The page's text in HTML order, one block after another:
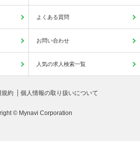
よくある質問
お問い合わせ
人気の求人検索一覧
規約 個人情報の取り扱いについて
© Mynavi Corporation